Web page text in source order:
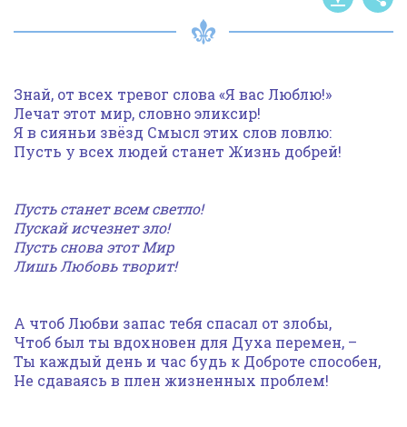
Знай, от всех тревог слова «Я вас Люблю!»
Лечат этот мир, словно эликсир!
Я в сияньи звёзд Смысл этих слов ловлю:
Пусть у всех людей станет Жизнь добрей!
Пусть станет всем светло!
Пускай исчезнет зло!
Пусть снова этот Мир
Лишь Любовь творит!
А чтоб Любви запас тебя спасал от злобы,
Чтоб был ты вдохновен для Духа перемен, –
Ты каждый день и час будь к Доброте способен,
Не сдаваясь в плен жизненных проблем!